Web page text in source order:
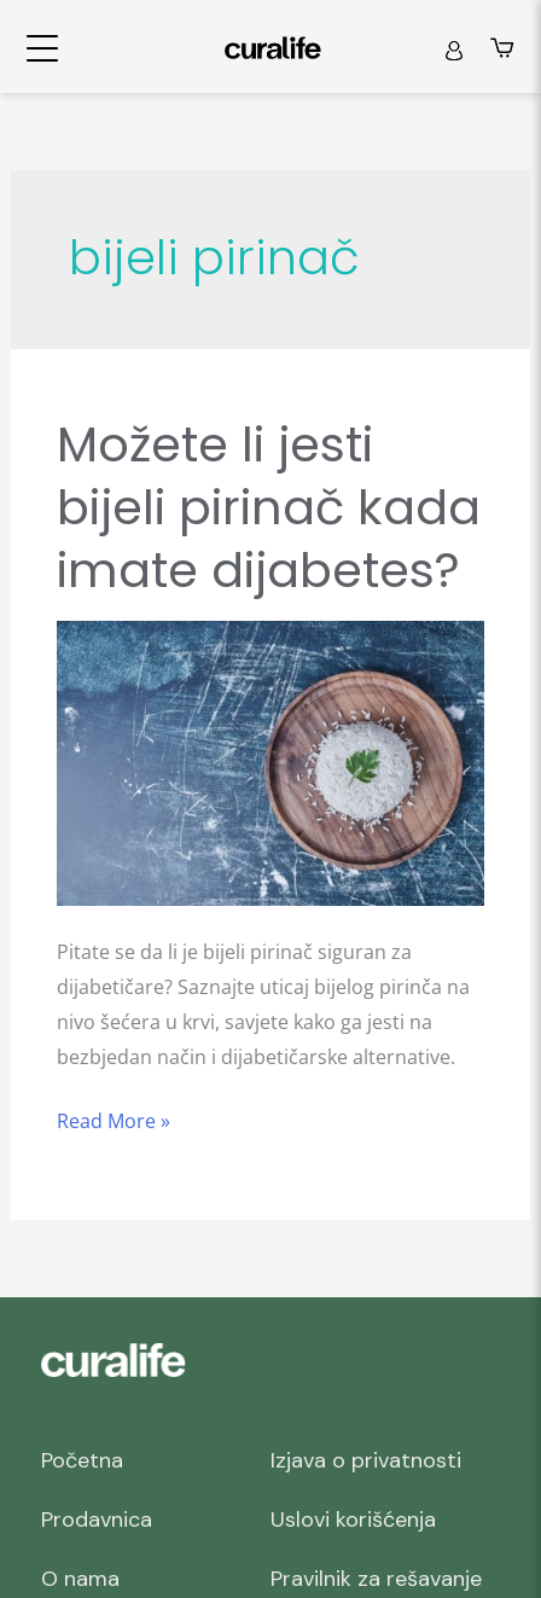
bijeli pirinač
Možete li jesti
bijeli pirinač kada
imate dijabetes?
Pitate se da li je bijeli pirinač siguran za
dijabetičare? Saznajte uticaj bijelog pirinča na
nivo šećera u krvi, savjete kako ga jesti na
bezbjedan način i dijabetičarske alternative.
Možete
li
jesti
pirinač
imate
dijabetes?
Read More »
Početna
Prodavnica
O nama
Izjava o privatnosti
Uslovi korišćenja
Pravilnik za rešavanje